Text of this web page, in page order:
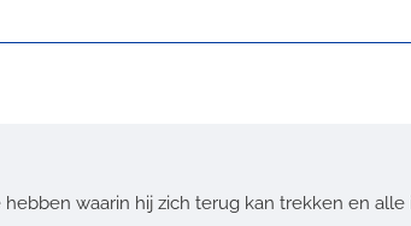
waarin hij zich terug kan trekken en alle